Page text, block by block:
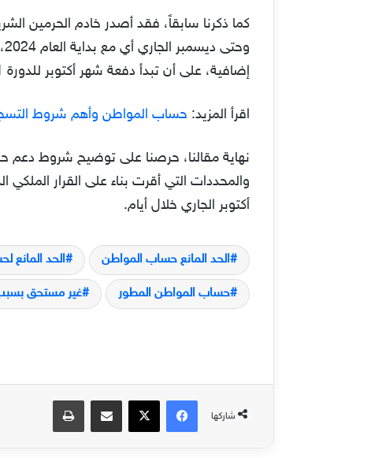
إضافية، على أن تبدأ دفعة شهر أكتوبر للدورة 71 يوم 10 أكتوبر أو 11، مع الاستمرار حتى الدفعة 73 في ديسمبر 2023 – 2024 المقبل.
اقرأ المزيد: حساب المواطن وأهم شروط
أكتوبر الجاري خلال أيام.
الحد المانع حساب المواطن الحد المانع
حساب المواطن المطور غير مستحق بسبب
شاركها
فيسبوك‫X مشاركة عبر البريد طباعة